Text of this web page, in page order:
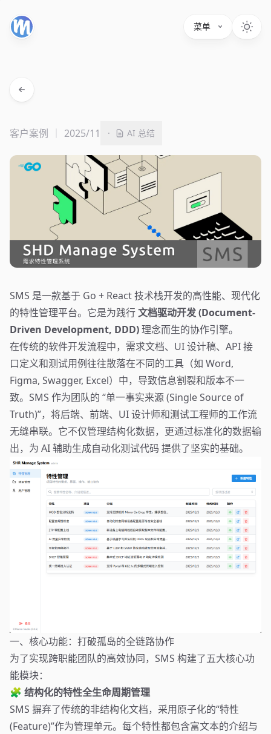
菜单
客户案例 2025/11 · AI 总结
SMS 是一款基于 Go + React 技术栈开发的高性能、现代化
的特性管理平台。它是为践行文档驱动开发 (Document-
Driven Development, DDD)理念而生的协作引擎。
在传统的软件开发流程中，需求文档、UI 设计稿、API 接
口定义和测试用例往往散落在不同的工具（如 Word,
Figma, Swagger, Excel）中，导致信息割裂和版本不一
致。SMS 作为团队的 “单一事实来源 (Single Source of
Truth)”，将后端、前端、UI 设计师和测试工程师的工作流
无缝串联。它不仅管理结构化数据，更通过标准化的数据输
出，为 AI 辅助生成自动化测试代码 提供了坚实的基础。
一、核心功能：打破孤岛的全链路协作
为了实现跨职能团队的高效协同，SMS 构建了五大核心功
能模块：
🧩 结构化的特性全生命周期管理
SMS 摒弃了传统的非结构化文档，采用原子化的“特性
(Feature)”作为管理单元。每个特性都包含富文本的介绍与